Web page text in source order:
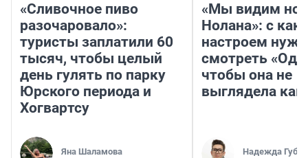
«Сливочное пиво
разочаровало»:
туристы заплатили 60
тысяч, чтобы целый
день гулять по парку
Юрского периода и
Хогвартсу
Яна Шаламова
«Мы видим
Нолана»: с
настроем
смотреть
чтобы она не
выглядела как
Надежда